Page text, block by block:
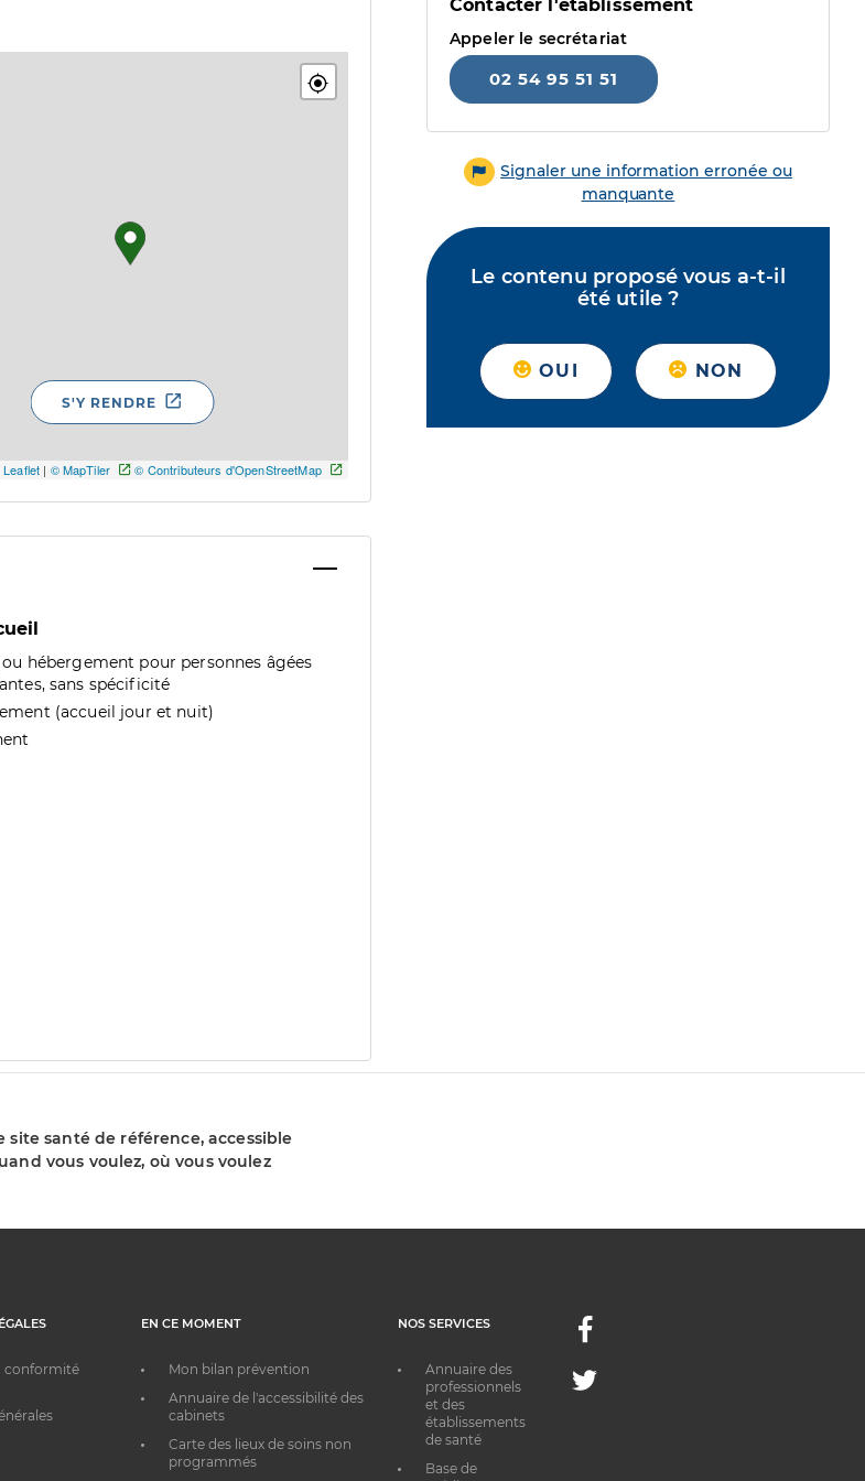
Leaflet | © MapTiler © Contributeurs d'OpenStreetMap
S'Y RENDRE
hébergement pour personnes âgées
sans spécificité
(accueil jour et nuit)
Contacter l'établissement
Appeler le secrétariat
02 54 95 51 51
Signaler une information erronée ou
manquante
Le contenu proposé vous a-t-il
été utile ?
OUI NON
site santé de référence, accessible
vous voulez, où vous voulez
conformité
EN CE MOMENT
Mon bilan prévention
Annuaire de l'accessibilité des
cabinets
Carte des lieux de soins non
programmés
NOS SERVICES
Annuaire des
professionnels
et des
établissements
de santé
Base de
Facebook
Twitter